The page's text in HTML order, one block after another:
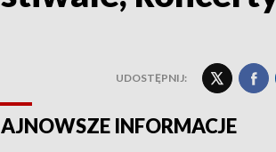
UDOSTĘPNIJ:
INFORMACJE